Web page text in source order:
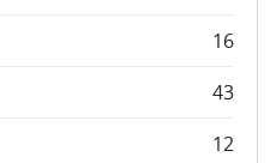
16
43
12